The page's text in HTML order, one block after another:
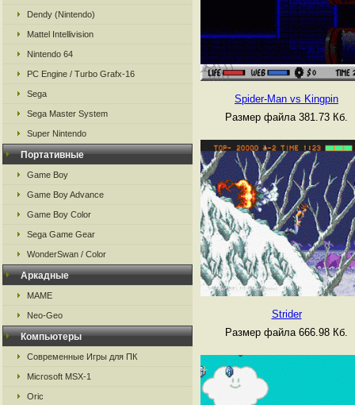
Dendy (Nintendo)
Mattel Intellivision
Nintendo 64
PC Engine / Turbo Grafx-16
Sega
Sega Master System
Super Nintendo
Портативные
Game Boy
Game Boy Advance
Game Boy Color
Sega Game Gear
WonderSwan / Color
Аркадные
MAME
Neo-Geo
Компьютеры
Современные Игры для ПК
Microsoft MSX-1
Oric
Spider-Man vs Kingpin
Размер файла 381.73 Кб.
Strider
Размер файла 666.98 Кб.